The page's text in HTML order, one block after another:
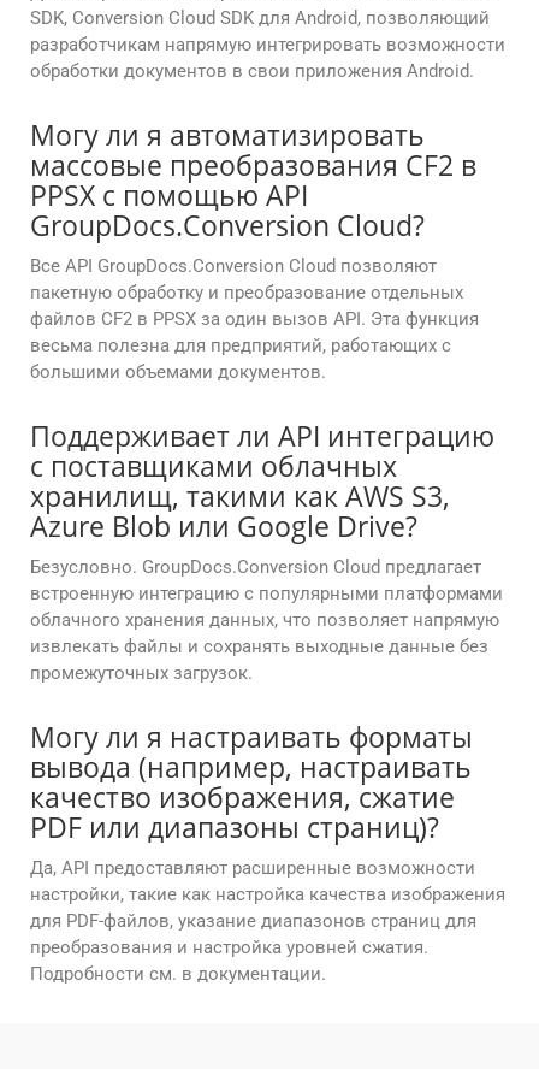
SDK, Conversion Cloud SDK для Android, позволяющий
разработчикам напрямую интегрировать возможности
обработки документов в свои приложения Android.
Могу ли я автоматизировать
массовые преобразования CF2 в
PPSX с помощью API
GroupDocs.Conversion Cloud?
Все API GroupDocs.Conversion Cloud позволяют
пакетную обработку и преобразование отдельных
файлов CF2 в PPSX за один вызов API. Эта функция
весьма полезна для предприятий, работающих с
большими объемами документов.
Поддерживает ли API интеграцию
с поставщиками облачных
хранилищ, такими как AWS S3,
Azure Blob или Google Drive?
Безусловно. GroupDocs.Conversion Cloud предлагает
встроенную интеграцию с популярными платформами
облачного хранения данных, что позволяет напрямую
извлекать файлы и сохранять выходные данные без
промежуточных загрузок.
Могу ли я настраивать форматы
вывода (например, настраивать
качество изображения, сжатие
PDF или диапазоны страниц)?
Да, API предоставляют расширенные возможности
настройки, такие как настройка качества изображения
для PDF-файлов, указание диапазонов страниц для
преобразования и настройка уровней сжатия.
Подробности см. в документации.